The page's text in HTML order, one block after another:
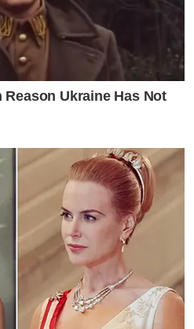
Ukraine Has Not